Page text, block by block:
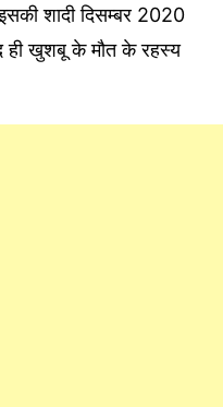
शादी दिसम्बर 2020
ही खुशबू के मौत के रहस्य